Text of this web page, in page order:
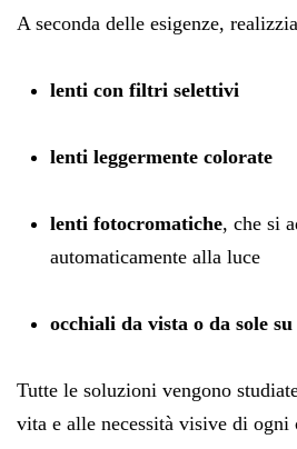
A seconda delle esigenze,
lenti con filtri selettivi
lenti leggermente colorate
lenti fotocromatiche, che si
automaticamente alla luce
occhiali da vista o da sole
Tutte le soluzioni vengono
vita e alle necessità visive di ogni